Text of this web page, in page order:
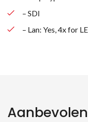
– SDI
– Lan: Yes, 4x for